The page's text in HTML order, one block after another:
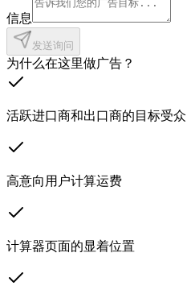
信息
发送询问
为什么在这里做广告？
活跃进口商和出口商的目标受众
高意向用户计算运费
计算器页面的显着位置